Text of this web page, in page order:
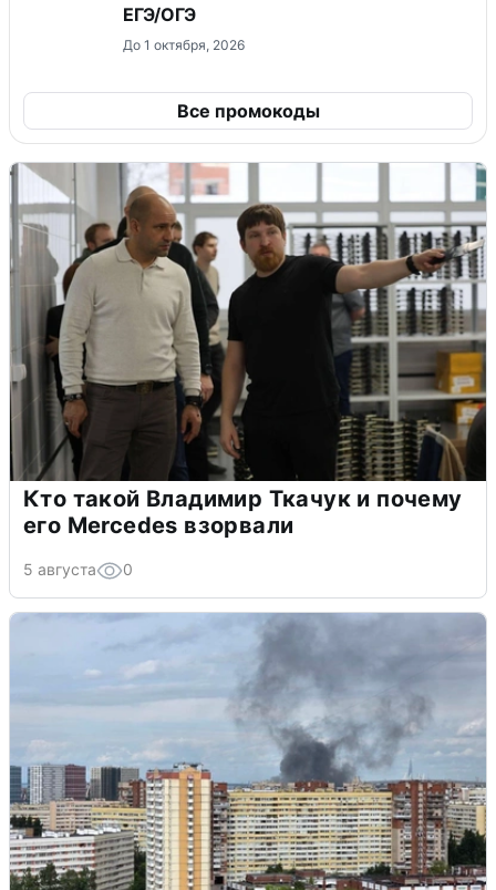
ЕГЭ/ОГЭ
До 1 октября, 2026
Все промокоды
Кто такой Владимир Ткачук и почему
его Mercedes взорвали
5 августа 0